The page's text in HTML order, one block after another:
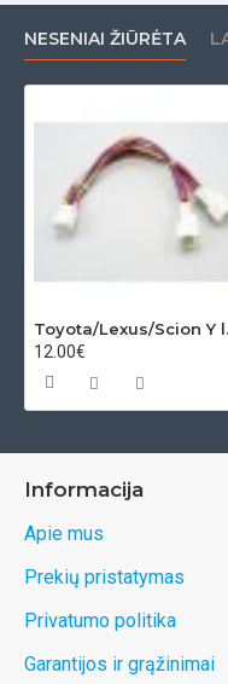
NESENIAI ŽIŪRĖTA
12.00€
Informacija
Apie mus
Prekių pristatymas
Privatumo politika
Garantijos ir grąžinimai